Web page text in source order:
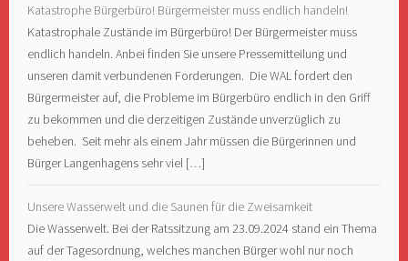
Katastrophe Bürgerbüro! Bürgermeister muss endlich handeln!
Katastrophale Zustände im Bürgerbüro! Der Bürgermeister muss
endlich handeln. Anbei finden Sie unsere Pressemitteilung und
unseren damit verbundenen Forderungen. Die WAL fordert den
Bürgermeister auf, die Probleme im Bürgerbüro endlich in den Griff
zu bekommen und die derzeitigen Zustände unverzüglich zu
beheben. Seit mehr als einem Jahr müssen die Bürgerinnen und
Bürger Langenhagens sehr viel […]
Unsere Wasserwelt und die Saunen für die Zweisamkeit
Die Wasserwelt. Bei der Ratssitzung am 23.09.2024 stand ein Thema
auf der Tagesordnung, welches manchen Bürger wohl nur noch